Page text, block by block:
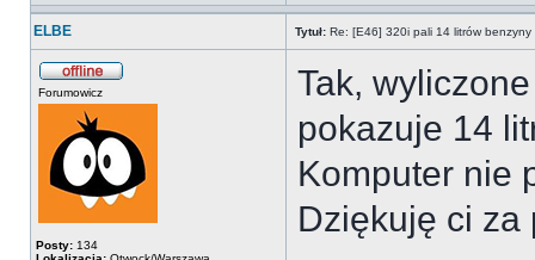
ELBE Tytuł: Re: [E46] 320i pali 14 litrów
Forumowicz
Posty: 134
Tak,
pokazuje 14
Komputer nie
Dziękuję ci